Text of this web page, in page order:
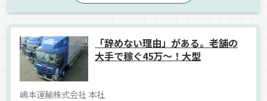
「辞めない理由」がある。老舗の
大手で稼ぐ45万～！大型
嶋本運輸株式会社 本社